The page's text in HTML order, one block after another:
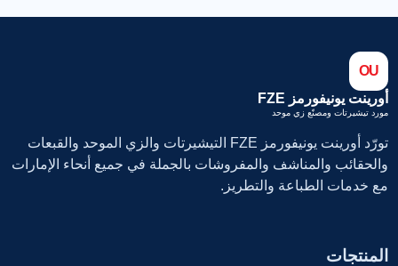
OU
أورينت يونيفورمز FZE
مورد تيشيرتات ومصنّع زي موحد
تورّد أورينت يونيفورمز FZE التيشيرتات والزي الموحد والقبعات
والحقائب والمناشف والمفروشات بالجملة في جميع أنحاء الإمارات
مع خدمات الطباعة والتطريز.
المنتجات